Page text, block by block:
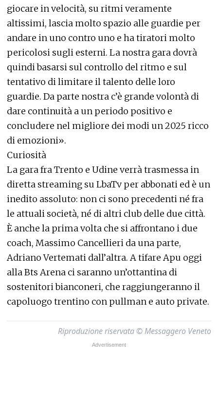
giocare in velocità, su ritmi veramente
altissimi, lascia molto spazio alle guardie per
andare in uno contro uno e ha tiratori molto
pericolosi sugli esterni. La nostra gara dovrà
quindi basarsi sul controllo del ritmo e sul
tentativo di limitare il talento delle loro
guardie. Da parte nostra c’è grande volontà di
dare continuità a un periodo positivo e
concludere nel migliore dei modi un 2025 ricco
di emozioni».
Curiosità
La gara fra Trento e Udine verrà trasmessa in
diretta streaming su LbaTv per abbonati ed è un
inedito assoluto: non ci sono precedenti né fra
le attuali società, né di altri club delle due città.
È anche la prima volta che si affrontano i due
coach, Massimo Cancellieri da una parte,
Adriano Vertemati dall’altra. A tifare Apu oggi
alla Bts Arena ci saranno un’ottantina di
sostenitori bianconeri, che raggiungeranno il
capoluogo trentino con pullman e auto private.
Riproduzione riservata © Messaggero Veneto